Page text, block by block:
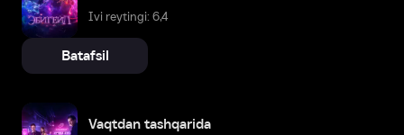
Ivi reytingi: 6,4
Batafsil
Vaqtdan tashqarida